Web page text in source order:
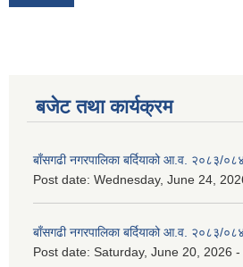
बजेट तथा कार्यक्रम
बाँसगढी नगरपालिका बर्दियाको आ.व. २०८३/
Post date: Wednesday, June 24,
बाँसगढी नगरपालिका बर्दियाको आ.व. २०८३/
Post date: Saturday, June 20, 2026